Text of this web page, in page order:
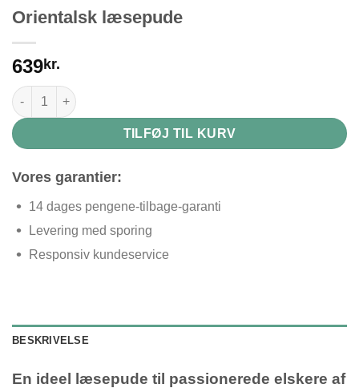
Orientalsk læsepude
639kr.
Orientalsk læsepude antal
TILFØJ TIL KURV
Vores garantier:
14 dages pengene-tilbage-garanti
Levering med sporing
Responsiv kundeservice
BESKRIVELSE
En ideel læsepude til passionerede elskere af